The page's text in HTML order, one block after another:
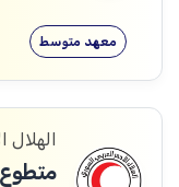
معهد متوسط